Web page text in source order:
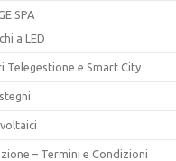
SPA
a LED
Telegestione e Smart City
– Termini e Condizioni